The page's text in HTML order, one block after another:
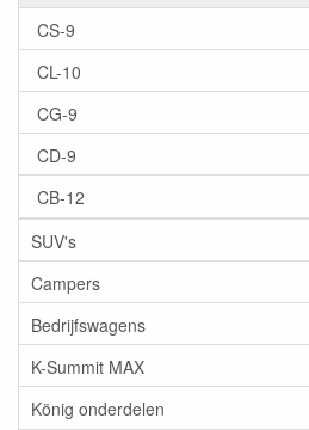
CS-9
CL-10
CG-9
CD-9
CB-12
SUV's
Campers
Bedrijfswagens
K-Summit MAX
König onderdelen